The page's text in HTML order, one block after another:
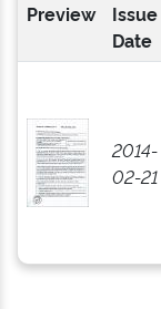
Preview
Issue
Date
2014-
02-21